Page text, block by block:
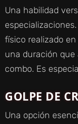
Una habilidad
físico realizado en
una duración
combo. Es
GOLPE DE
Una opción